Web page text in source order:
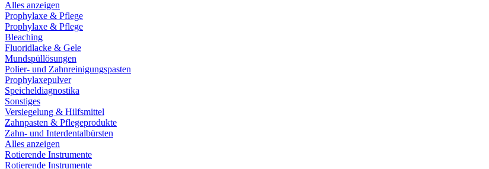
Alles anzeigen
Prophylaxe & Pflege
Prophylaxe & Pflege
Bleaching
Fluoridlacke & Gele
Mundspüllösungen
Polier- und Zahnreinigungspasten
Prophylaxepulver
Speicheldiagnostika
Sonstiges
Versiegelung & Hilfsmittel
Zahnpasten & Pflegeprodukte
Zahn- und Interdentalbürsten
Alles anzeigen
Rotierende Instrumente
Rotierende Instrumente